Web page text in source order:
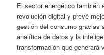
El sector energético también
revolución digital y prevé
gestión del consumo gracias
analítica de datos y la
transformación que generará